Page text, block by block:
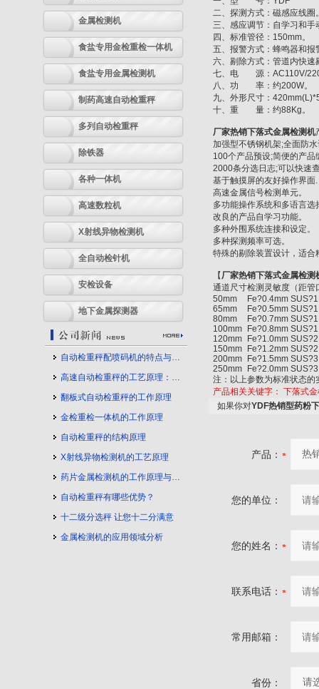
金属检测机
食盐专用金检重检一体机
食盐专用金属检测机
制药高速自动检重秤
多列自动检重秤
除铁器
各种一体机
高速数粒机
X射线异物检测机
全自动检针机
安检设备
地下金属探测器
自动检重秤配喷码机的特点与应用
高速自动检重秤的工艺原理：守护产品质量的幕后力量
翻板式自动检重秤的工作原理
金检重检一体机的工作原理
自动检重秤的结构原理
X射线异物检测机的工艺原理
药片金属检测机的工作原理与工艺流程
自动检重秤有哪些优势？
十二级分选秤 让您十二分满意
金属检测机的应用领域分析
二、探测方式：磁感应线圈
三、感应调节：自学习和手
四、标准管径：150mm。
五、报警方式：蜂鸣器和报
六、剔除方式：管道内快速
七、电 源：AC110V/
八、功 率：约200W。
九、外形尺寸：
十、重 量：约88Kg。
厂家热销下落式金属检测机
加强型不锈钢机架;全面防
100个产品预设;简便的产品
2000条分选日志;可以快速
基于触摸屏的友好操作界面.
高速金属信号检测单元。
多功能操作系统和多语言选
改良的产品自学习功能。
多种外围系统连接和设定。
多种探测频率可选。
特殊的剔除装置设计，适
【 厂家热销下落式金属检测
通道尺寸检测灵敏度（距管
50mm
Fe?0.4mm
65mm
Fe?0.5mm
80mm
Fe?0.7mm
100mm
Fe?0.8mm
120mm
Fe?1.0mm
150mm
Fe?1.2mm
200mm
Fe?1.5mm
250mm
Fe?2.0mm
注：以上参数为标准状态
产品相关关键字：下落式
如果你对YDF热销型药粉
产品：
您的单位：
您的姓名：
联系电话：
常用邮箱：
省份：